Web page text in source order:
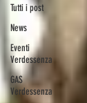
Tutti i post
News
Eventi
Verdessenza
GAS
Verdessenza